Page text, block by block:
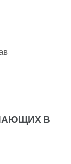
В